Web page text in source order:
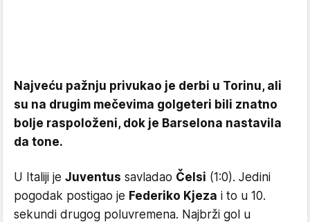
Najveću pažnju privukao je derbi u Torinu, ali
su na drugim mečevima golgeteri bili znatno
bolje raspoloženi, dok je Barselona nastavila
da tone.
U Italiji je Juventus savladao Čelsi (1:0). Jedini
pogodak postigao je Federiko Kjeza i to u 10.
sekundi drugog poluvremena. Najbrži gol u